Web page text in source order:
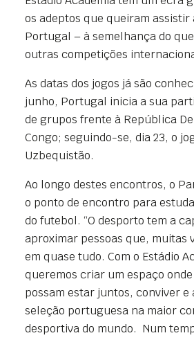
os adeptos que queiram assistir
Portugal – à semelhança do
outras competições
As datas dos jogos já são
junho, Portugal inicia a sua
de grupos frente à República
Congo; seguindo-se, dia 23, o
Uzbequistão.
Ao longo destes encontros, o
o ponto de encontro para
do futebol. “O desporto tem a
aproximar pessoas que, muitas
em quase tudo. Com o Estádio
queremos criar um espaço
possam estar juntos, conviver e
seleção portuguesa na maior
desportiva do mundo. Num